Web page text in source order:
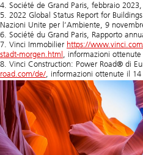
4. Société de Grand Paris, febbraio
5. 2022 Global Status Report for
Nazioni Unite per l’Ambiente, 9
6. Société du Grand Paris, Rapporto
7. Vinci Immobilier https://
stadt-morgen.html , informazioni
8. Vinci Construction: Power Road® di
road.com/de/, informazioni ottenute il